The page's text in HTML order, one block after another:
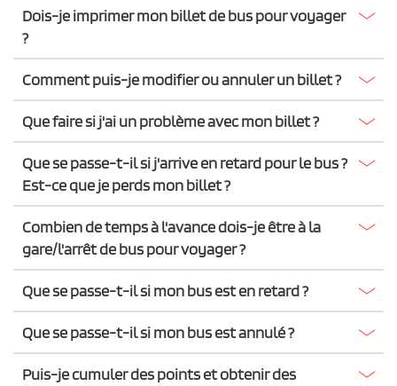
Dois-je imprimer mon billet de bus pour voyager
?
Comment puis-je modifier ou annuler un billet ?
Que faire si j'ai un problème avec mon billet ?
Que se passe-t-il si j'arrive en retard pour le bus ?
Est-ce que je perds mon billet ?
Combien de temps à l'avance dois-je être à la
gare/l'arrêt de bus pour voyager ?
Que se passe-t-il si mon bus est en retard ?
Que se passe-t-il si mon bus est annulé ?
Puis-je cumuler des points et obtenir des